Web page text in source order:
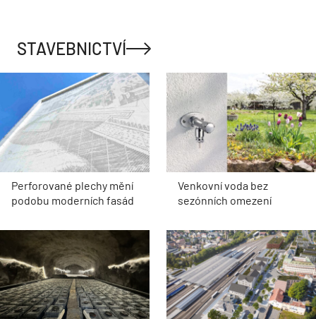
STAVEBNICTVÍ
Perforované plechy mění
podobu moderních fasád
Venkovní voda bez
sezónních omezení